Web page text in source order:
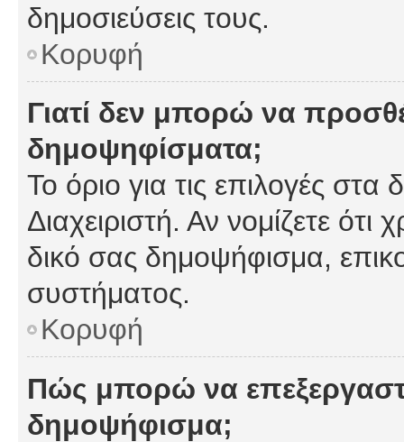
δημοσιεύσεις τους.
Κορυφή
Γιατί δεν μπορώ να
δημοψηφίσματα;
Το όριο για τις επιλογές
Διαχειριστή. Αν νομίζετε ότι
δικό σας δημοψήφισμα,
συστήματος.
Κορυφή
Πώς μπορώ να
δημοψήφισμα;